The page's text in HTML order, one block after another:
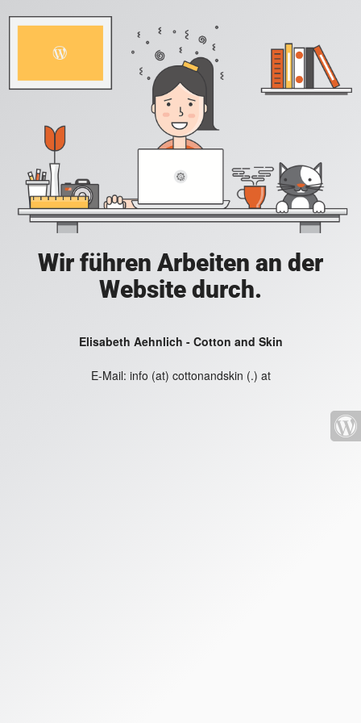
Wir führen Arbeiten an der
Website durch.
Elisabeth Aehnlich - Cotton and Skin
E-Mail: info (at) cottonandskin (.) at